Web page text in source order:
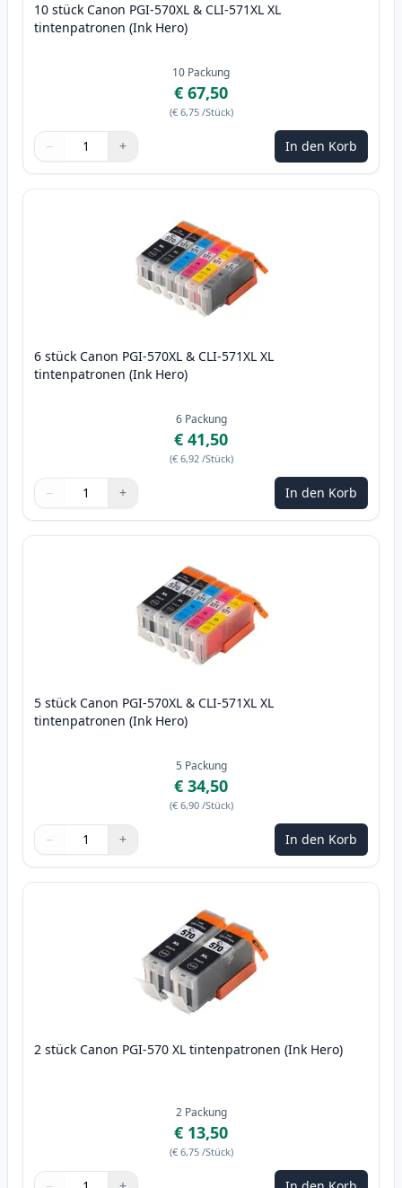
10 stück Canon PGI-570XL & CLI-571XL XL
tintenpatronen (Ink Hero)
10 Packung
€ 67,50
(€ 6,75 /Stück)
Menge
Verwenden Sie die Tasten, um anzupassen
− +
Menge 1 In den Korb
6 stück Canon PGI-570XL & CLI-571XL XL
tintenpatronen (Ink Hero)
6 Packung
€ 41,50
(€ 6,92 /Stück)
Menge
Verwenden Sie die Tasten, um anzupassen
− +
Menge 1 In den Korb
5 stück Canon PGI-570XL & CLI-571XL XL
tintenpatronen (Ink Hero)
5 Packung
€ 34,50
(€ 6,90 /Stück)
Menge
Verwenden Sie die Tasten, um anzupassen
− +
Menge 1 In den Korb
2 stück Canon PGI-570 XL tintenpatronen (Ink Hero)
2 Packung
€ 13,50
(€ 6,75 /Stück)